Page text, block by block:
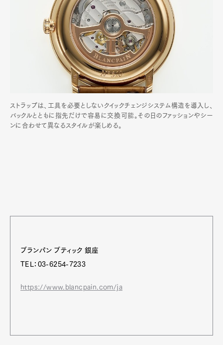
ストラップは、工具を必要としないクイックチェンジシステム構造を導入し、
バックルとともに指先だけで容易に交換可能。その日のファッションやシー
ンに合わせて異なるスタイルが楽しめる。
ブランパン ブティック 銀座
TEL：03-6254-7233
https://www.blancpain.com/ja